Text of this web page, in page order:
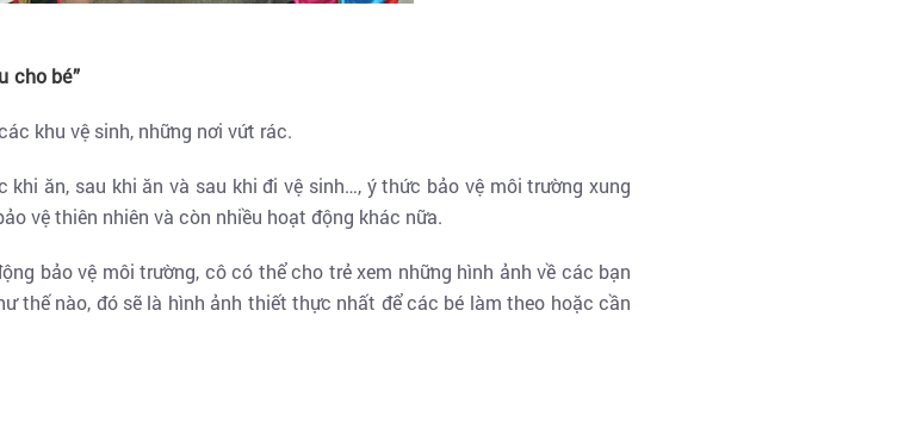
cho bé”
khu vệ sinh, những nơi vứt rác.
ăn, sau khi ăn và sau khi đi vệ sinh…, ý thức bảo vệ môi trường xung
vệ thiên nhiên và còn nhiều hoạt động khác nữa.
bảo vệ môi trường, cô có thể cho trẻ xem những hình ảnh về các bạn
thế nào, đó sẽ là hình ảnh thiết thực nhất để các bé làm theo hoặc cần